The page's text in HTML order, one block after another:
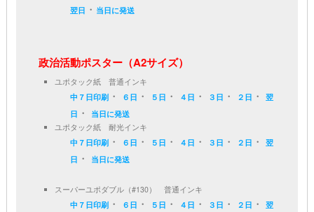
翌日 ・ 当日に発送
政治活動ポスター（A2サイズ）
ユポタック紙 普通インキ
中７日印刷 ・ ６日 ・ ５日 ・ ４日 ・ ３日 ・ ２日 ・翌
日 ・
当日に発送
ユポタック紙 耐光インキ
中７日印刷 ・ ６日 ・ ５日 ・ ４日 ・ ３日 ・ ２日 ・翌
日 ・ 当日に発送
スーパーユポダブル（#130） 普通インキ
中７日印刷 ・ ６日 ・ ５日 ・ ４日 ・ ３日 ・ ２日 ・翌